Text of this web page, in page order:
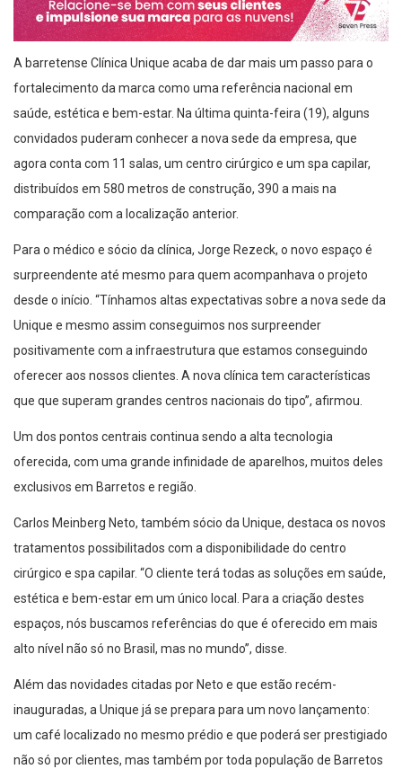
A barretense Clínica Unique acaba de dar mais um passo para o
fortalecimento da marca como uma referência nacional em
saúde, estética e bem-estar. Na última quinta-feira (19), alguns
convidados puderam conhecer a nova sede da empresa, que
agora conta com 11 salas, um centro cirúrgico e um spa capilar,
distribuídos em 580 metros de construção, 390 a mais na
comparação com a localização anterior.
Para o médico e sócio da clínica, Jorge Rezeck, o novo espaço é
surpreendente até mesmo para quem acompanhava o projeto
desde o início. “Tínhamos altas expectativas sobre a nova sede da
Unique e mesmo assim conseguimos nos surpreender
positivamente com a infraestrutura que estamos conseguindo
oferecer aos nossos clientes. A nova clínica tem características
que que superam grandes centros nacionais do tipo”, afirmou.
Um dos pontos centrais continua sendo a alta tecnologia
oferecida, com uma grande infinidade de aparelhos, muitos deles
exclusivos em Barretos e região.
Carlos Meinberg Neto, também sócio da Unique, destaca os novos
tratamentos possibilitados com a disponibilidade do centro
cirúrgico e spa capilar. “O cliente terá todas as soluções em saúde,
estética e bem-estar em um único local. Para a criação destes
espaços, nós buscamos referências do que é oferecido em mais
alto nível não só no Brasil, mas no mundo”, disse.
Além das novidades citadas por Neto e que estão recém-
inauguradas, a Unique já se prepara para um novo lançamento:
um café localizado no mesmo prédio e que poderá ser prestigiado
não só por clientes, mas também por toda população de Barretos